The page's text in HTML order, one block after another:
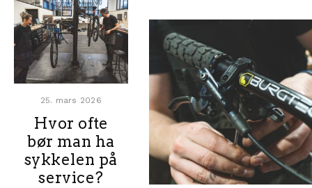
25. mars 2026
Hvor ofte
bør man ha
sykkelen på
service?